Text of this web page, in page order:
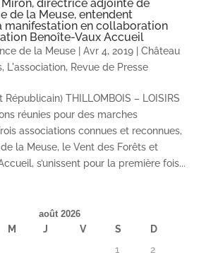
directrice adjointe de
de la Meuse, entendent
manifestation en collaboration
Benoîte-Vaux Accueil
de la Meuse| Avr 4, 2019| Château
, L'association, Revue de Presse
Républicain) THILLOMBOIS – LOISIRS
réunies pour des marches
associations connues et reconnues,
la Meuse, le Vent des Forêts et
s’unissent pour la première fois...
août 2026
M J V S
D
1
2